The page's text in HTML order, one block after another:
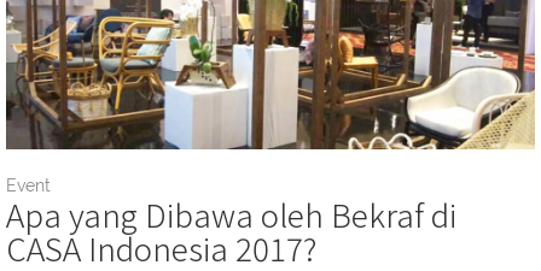
Event
Apa yang Dibawa oleh Bekraf di
CASA Indonesia 2017?